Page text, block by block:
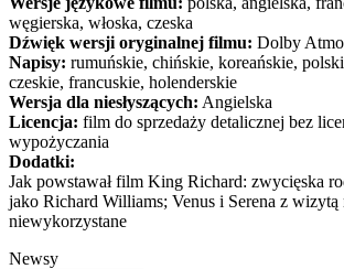
węgierska, włoska, czeska
Dźwięk wersji oryginalnej filmu: Dolby
Napisy: rumuńskie, chińskie, koreańskie,
czeskie, francuskie, holenderskie
Wersja dla niesłyszących: Angielska
Licencja: film do sprzedaży detalicznej bez
wypożyczania
Dodatki:
Jak powstawał film King Richard: zwycięska
jako Richard Williams; Venus i Serena z wizytą
niewykorzystane
Newsy